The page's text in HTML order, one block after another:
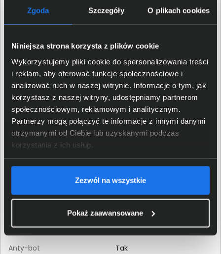
Zgoda Szczegóły O plikach cookies
Niniejsza strona korzysta z plików cookie
Wykorzystujemy pliki cookie do spersonalizowania treści
i reklam, aby oferować funkcje społecznościowe i
analizować ruch w naszej witrynie. Informacje o tym, jak
korzystasz z naszej witryny, udostępniamy partnerom
społecznościowym, reklamowym i analitycznym.
Partnerzy mogą połączyć te informacje z innymi danymi
otrzymanymi od Ciebie lub uzyskanymi podczas
korzystania z ich usług.
Zezwól na wszystkie
Pokaż zaawansowane
Identity Awareness Tak
Dostęp mobilny Tak
IPS Tak
Kontrola aplikacji Tak
Filtrowanie URL Tak
Antywirus Tak
Antyspam / Zabezpieczenie
e-mail
Tak
Model centralnego
Zarządzalne – usługa w
Anty-bot Tak